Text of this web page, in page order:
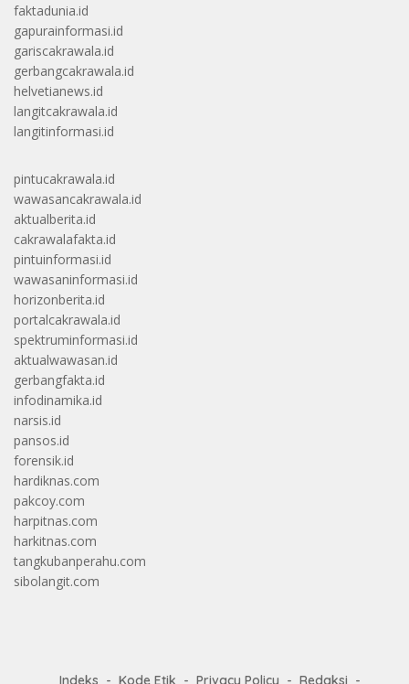
faktadunia.id
gapurainformasi.id
gariscakrawala.id
gerbangcakrawala.id
helvetianews.id
langitcakrawala.id
langitinformasi.id
pintucakrawala.id
wawasancakrawala.id
aktualberita.id
cakrawalafakta.id
pintuinformasi.id
wawasaninformasi.id
horizonberita.id
portalcakrawala.id
spektruminformasi.id
aktualwawasan.id
gerbangfakta.id
infodinamika.id
narsis.id
pansos.id
forensik.id
hardiknas.com
pakcoy.com
harpitnas.com
harkitnas.com
tangkubanperahu.com
sibolangit.com
Indeks Kode Etik Privacy Policy Redaksi